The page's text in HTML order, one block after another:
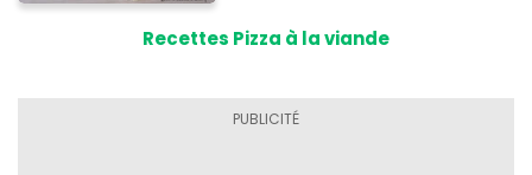
Recettes Pizza à la viande